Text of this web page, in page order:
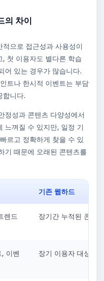
의 차이
으로 접근성과 사용성이
첫 이용자도 별다른 학습
어 있는 경우가 많습니다.
트나 한시적 이벤트는 부담
합니다.
정성과 콘텐츠 다양성에서
느껴질 수 있지만, 일정 기
르고 정확하게 찾을 수 있
기 때문에 오래된 콘텐츠를
기존 웹하드
렌드
장기간 누적된 콘텐
이벤
장기 이용자 대상 혜